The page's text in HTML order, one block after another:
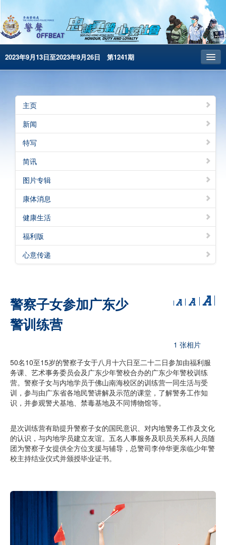
2023年9月13日至2023年9月26日 第1241期
昔日警声
警务处主页
繁體版
English
电子书版
警声特刊
主页
新闻
特写
简讯
图片专辑
康体消息
健康生活
福利版
心意传递
警察子女参加广东少
警训练营
1 张相片
50名10至15岁的警察子女于八月十六日至二十二日参加由福利服
务课、艺术事务委员会及广东少年警校合办的广东少年警校训练
营。警察子女与内地学员于佛山南海校区的训练营一同生活与受
训，参与由广东省各地民警讲解及示范的课堂，了解警务工作知
识，并参观警犬基地、禁毒基地及不同博物馆等。
是次训练营有助提升警察子女的国民意识、对内地警务工作及文化
的认识，与内地学员建立友谊。五名人事服务及职员关系科人员随
团为警察子女提供全方位支援与辅导，总警司李仲华更亲临少年警
校主持结业仪式并颁授毕业证书。